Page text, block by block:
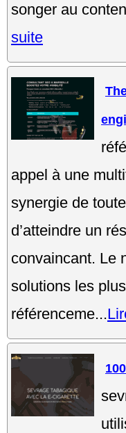
songer au
suite
appel à une
synergie de
d’atteindre un
convaincant. Le
solutions les
référenceme...